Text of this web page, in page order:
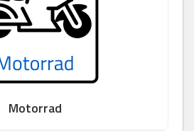
Motorrad